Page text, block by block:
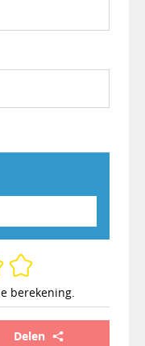
berekening.
Delen